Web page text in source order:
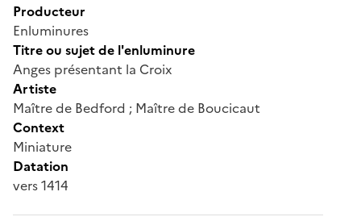
Producteur
Enluminures
Titre ou sujet de l'enluminure
Anges présentant la Croix
Artiste
Maître de Bedford ; Maître de Boucicaut
Context
Miniature
Datation
vers 1414